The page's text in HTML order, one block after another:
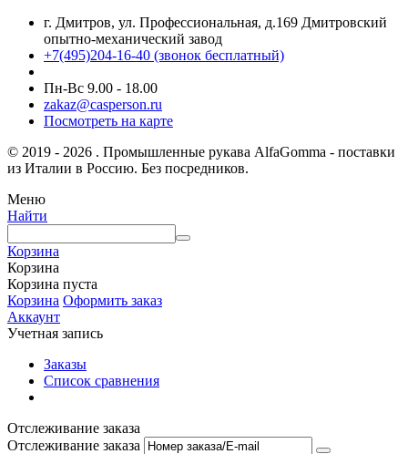
г. Дмитров, ул. Профессиональная, д.169 Дмитровский
опытно-механический завод
+7(495)204-16-40 (звонок бесплатный)
Пн-Вс 9.00 - 18.00
zakaz@casperson.ru
Посмотреть на карте
© 2019 - 2026 . Промышленные рукава AlfaGomma - поставки
из Италии в Россию. Без посредников.
Меню
Найти
Корзина
Корзина
Корзина пуста
Корзина Оформить заказ
Аккаунт
Учетная запись
Заказы
Список сравнения
Отслеживание заказа
Отслеживание заказа